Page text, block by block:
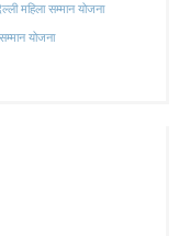
महिला सम्मान योजना
योजना